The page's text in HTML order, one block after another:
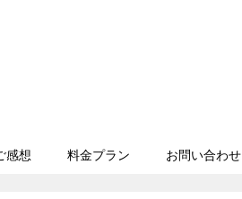
感想 料金プラン お問い合わせ